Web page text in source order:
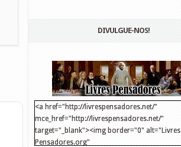
DIVULGUE-NOS!
<a href="http://livrespensadores.net/"
mce_href="http://livrespensadores.net/"
target="_blank"><img border="0" alt="Livres
Pensadores.org"